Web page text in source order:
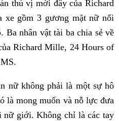
thú vị mới đây của Richard
gồm 3 gương mặt nữ nổi
Ba nhân vật tài ba chia sẻ về
Richard Mille, 24 Hours of
nữ không phải là một sự hô
là mong muốn và nỗ lực đưa
nữ giới. Không chỉ là các tay